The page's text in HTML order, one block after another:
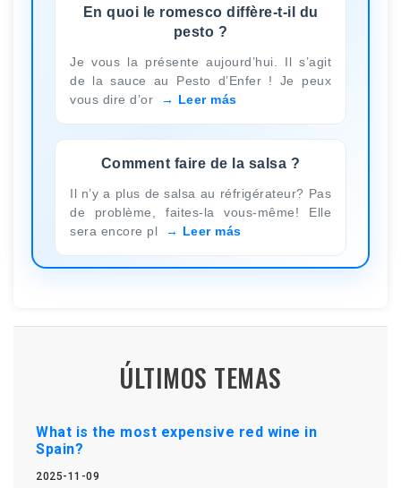
En quoi le romesco diffère-t-il du
pesto ?
Je vous la présente aujourd’hui. Il s’agit
de la sauce au Pesto d’Enfer ! Je peux
vous dire d’or
Leer más
Comment faire de la salsa ?
Il n’y a plus de salsa au réfrigérateur? Pas
de problème, faites-la vous-même! Elle
sera encore pl
Leer más
ÚLTIMOS TEMAS
What is the most expensive red wine in
Spain?
2025-11-09